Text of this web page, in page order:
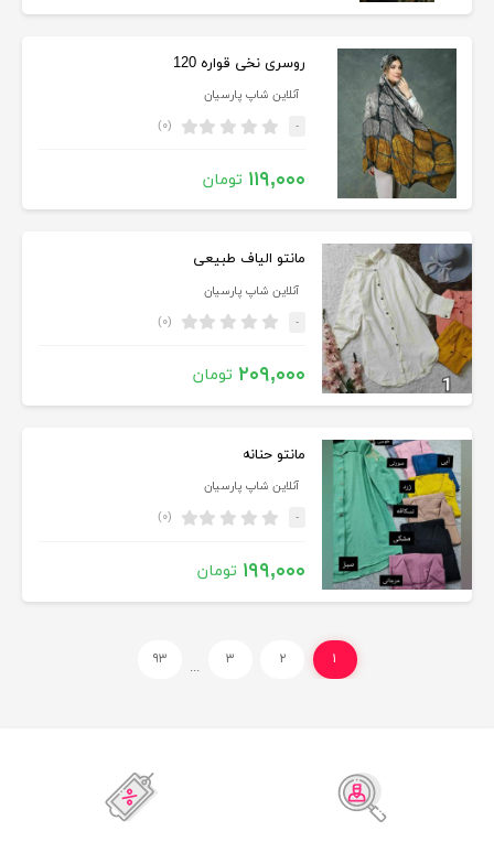
روسری نخی قواره 120
آنلاین شاپ پارسیان
- (۰)
۱۱۹,۰۰۰ تومان
مانتو الیاف طبیعی
آنلاین شاپ پارسیان
- (۰)
۲۰۹,۰۰۰ تومان
مانتو حنانه
آنلاین شاپ پارسیان
- (۰)
۱۹۹,۰۰۰ تومان
۱ ۲ ۳ ... ۹۳